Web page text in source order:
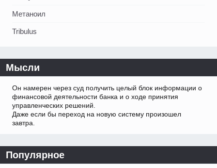
Метаноил
Tribulus
Мысли
Он намерен через суд получить целый блок информации о
финансовой деятельности банка и о ходе принятия
управленческих решений.
Даже если бы переход на новую систему произошел
завтра.
Популярное